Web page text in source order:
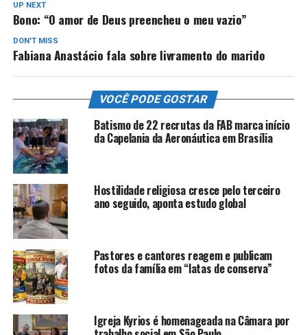
UP NEXT
Bono: “O amor de Deus preencheu o meu vazio”
DON'T MISS
Fabiana Anastácio fala sobre livramento do marido
VOCÊ PODE GOSTAR
Batismo de 22 recrutas da FAB marca início
da Capelania da Aeronáutica em Brasília
Hostilidade religiosa cresce pelo terceiro
ano seguido, aponta estudo global
Pastores e cantores reagem e publicam
fotos da família em “latas de conserva”
Igreja Kyrios é homenageada na Câmara por